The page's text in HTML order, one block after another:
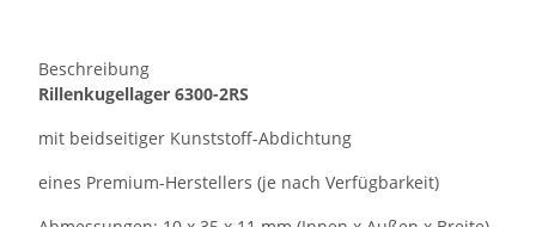
Beschreibung
Rillenkugellager 6300-2RS
mit beidseitiger Kunststoff-Abdichtung
eines Premium-Herstellers (je nach Verfügbarkeit)